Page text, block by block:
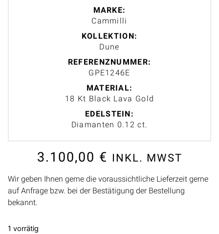
MARKE:
Cammilli
KOLLEKTION:
Dune
REFERENZNUMMER:
GPE1246E
MATERIAL:
18 Kt Black Lava Gold
EDELSTEIN:
Diamanten 0.12 ct.
3.100,00 € INKL. MWST
Wir geben Ihnen gerne die voraussichtliche Lieferzeit gerne
auf Anfrage bzw. bei der Bestätigung der Bestellung
bekannt.
1 vorrätig